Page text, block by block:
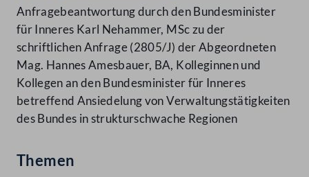
Anfragebeantwortung durch den Bundesminister
für Inneres Karl Nehammer, MSc zu der
schriftlichen Anfrage (2805/J) der Abgeordneten
Mag. Hannes Amesbauer, BA, Kolleginnen und
Kollegen an den Bundesminister für Inneres
betreffend Ansiedelung von Verwaltungstätigkeiten
des Bundes in strukturschwache Regionen
Themen